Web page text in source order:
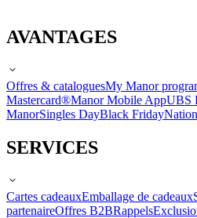
AVANTAGES
Offres & cataloguesMy Manor
Mastercard®Manor Mobile AppUBS
ManorSingles DayBlack Friday
SERVICES
Cartes cadeauxEmballage de cadeaux
partenaireOffres B2BRappels